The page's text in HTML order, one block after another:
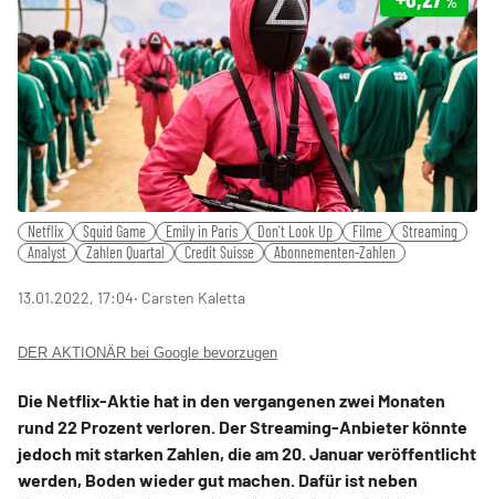
Netflix Squid Game Emily in Paris Don't Look Up Filme
Streaming
Analyst
Zahlen Quartal Credit Suisse Abonnementen-Zahlen
13.01.2022, 17:04‧ Carsten Kaletta
DER AKTIONÄR bei Google bevorzugen
Die Netflix-Aktie hat in den vergangenen zwei Monaten
rund 22 Prozent verloren. Der Streaming-Anbieter könnte
jedoch mit starken Zahlen, die am 20. Januar veröffentlicht
werden, Boden wieder gut machen. Dafür ist neben